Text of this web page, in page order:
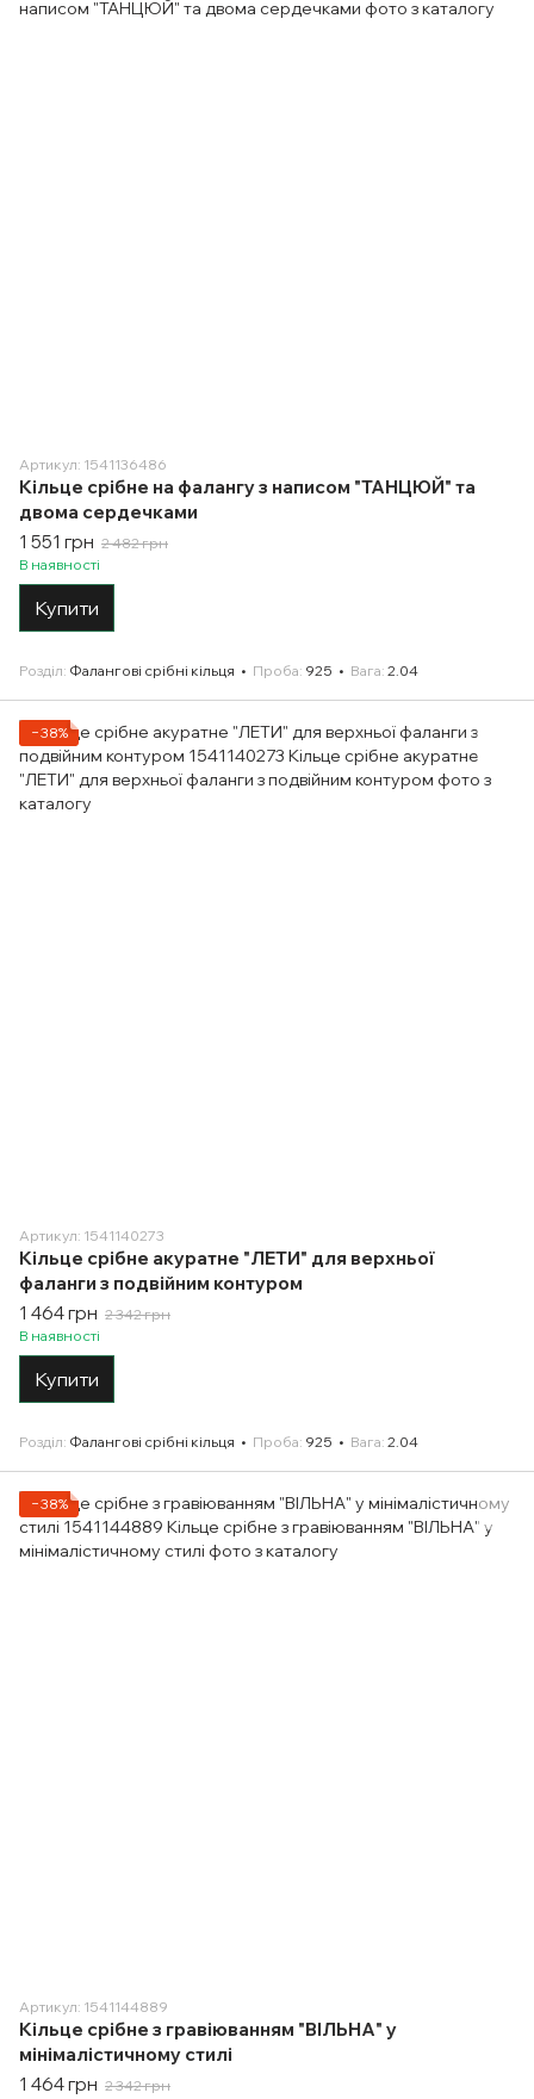
Артикул: 1541136486
Кільце срібне на фалангу з написом "ТАНЦЮЙ" та
двома сердечками
1 551 грн 2 482 грн
В наявності
Купити
Розділ Фалангові срібні кільця Проба 925 Вага 2.04
−38%
Артикул: 1541140273
Кільце срібне акуратне "ЛЕТИ" для верхньої
фаланги з подвійним контуром
1 464 грн 2 342 грн
В наявності
Купити
Розділ Фалангові срібні кільця Проба 925 Вага 2.04
−38%
Артикул: 1541144889
Кільце срібне з гравіюванням "ВІЛЬНА" у
мінімалістичному стилі
1 464 грн 2 342 грн